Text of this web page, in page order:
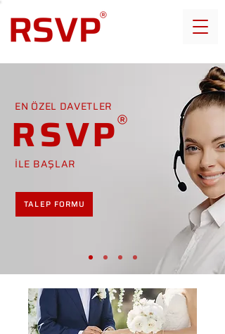
EN ÖZEL DAVETLER
RSVP
İLE BAŞLAR
TALEP FORMU